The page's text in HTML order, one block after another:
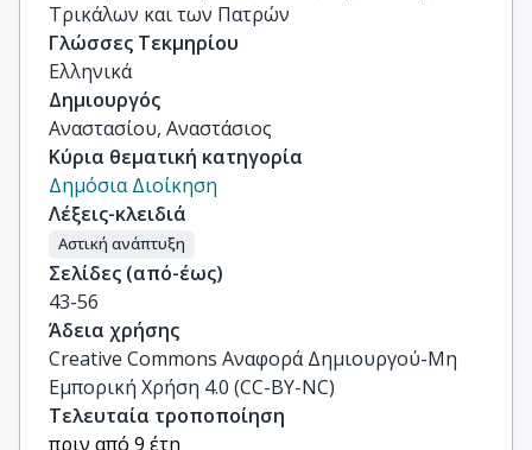
Τρικάλων και των Πατρών
Γλώσσες Τεκμηρίου
Ελληνικά
Δημιουργός
Αναστασίου, Αναστάσιος
Κύρια θεματική κατηγορία
Δημόσια Διοίκηση
Λέξεις-κλειδιά
Αστική ανάπτυξη
Σελίδες (από-έως)
43-56
Άδεια χρήσης
Creative Commons Αναφορά Δημιουργού-Μη
Εμπορική Χρήση 4.0 (CC-BY-NC)
Τελευταία τροποποίηση
πριν από 9 έτη